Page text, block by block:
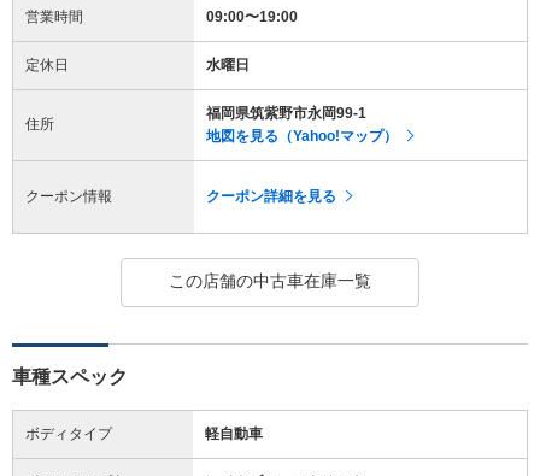
営業時間 09:00〜19:00
定休日 水曜日
住所
福岡県筑紫野市永岡99-1
地図を見る（Yahoo!マップ）
クーポン情報 クーポン詳細を見る
この店舗の中古車在庫一覧
車種スペック
ボディタイプ 軽自動車